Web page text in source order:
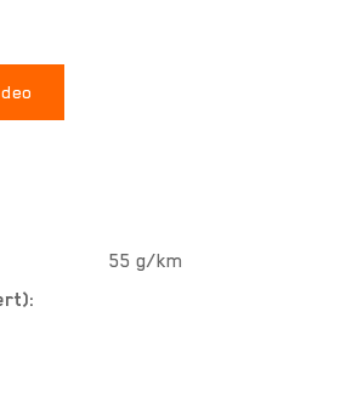
55 g/km